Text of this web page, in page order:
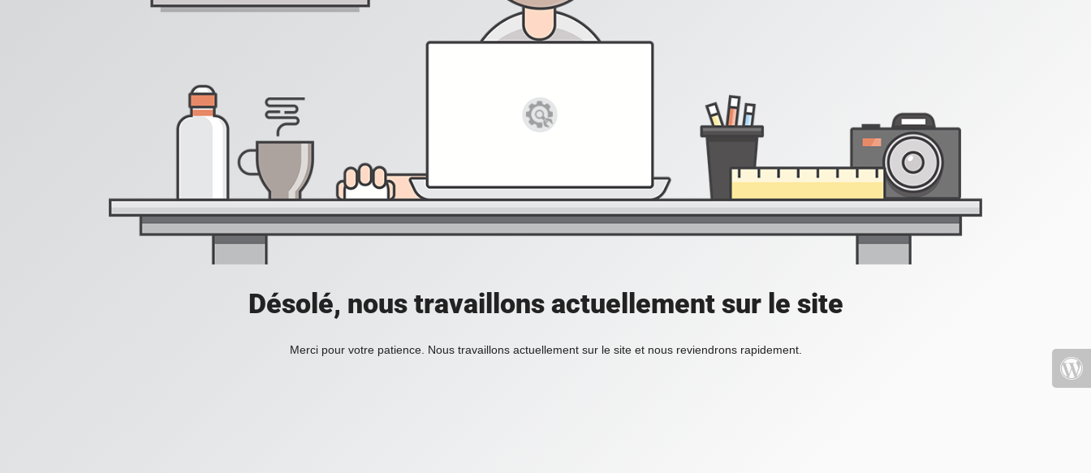
Désolé, nous travaillons actuellement sur le site
Merci pour votre patience. Nous travaillons actuellement sur le site et nous reviendrons rapidement.